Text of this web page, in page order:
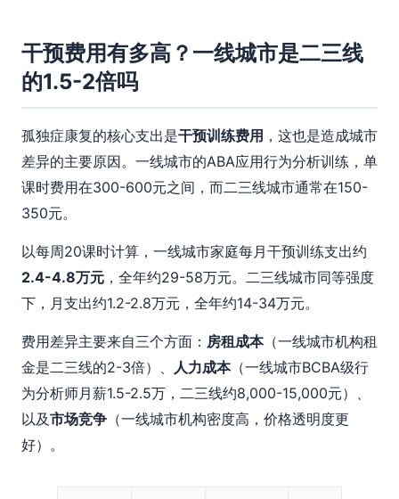
干预费用有多高？一线城市是二三线
的1.5-2倍吗
孤独症康复的核心支出是干预训练费用 ，这也是造成城市
差异的主要原因。一线城市的ABA应用行为分析训练，单
课时费用在300-600元之间，而二三线城市通常在150-
350元。
以每周20课时计算，一线城市家庭每月干预训练支出约
2.4-4.8万元 ，全年约29-58万元。二三线城市同等强度
下，月支出约1.2-2.8万元，全年约14-34万元。
费用差异主要来自三个方面： 房租成本（一线城市机构租
金是二三线的2-3倍）、 人力成本（一线城市BCBA级行
为分析师月薪1.5-2.5万，二三线约8,000-15,000元）、
以及市场竞争 （一线城市机构密度高，价格透明度更
好）。